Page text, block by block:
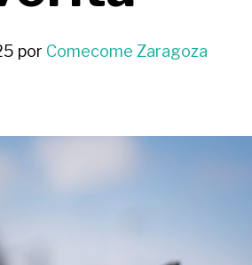
por Comecome Zaragoza